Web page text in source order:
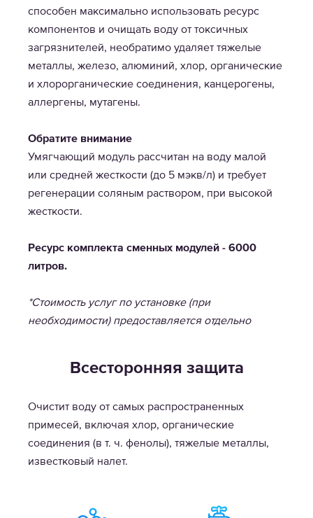
способен максимально использовать ресурс
компонентов и очищать воду от токсичных
загрязнителей, необратимо удаляет тяжелые
металлы, железо, алюминий, хлор, органические
и хлорорганические соединения, канцерогены,
аллергены, мутагены.
Обратите внимание
Умягчающий модуль рассчитан на воду малой
или средней жесткости (до 5 мэкв/л) и требует
регенерации соляным раствором, при высокой
жесткости.
Ресурс комплекта сменных модулей - 6000
литров.
*Стоимость услуг по установке (при
необходимости) предоставляется отдельно
Всесторонняя защита
Очистит воду от самых распространенных
примесей, включая хлор, органические
соединения (в т. ч. фенолы), тяжелые металлы,
известковый налет.